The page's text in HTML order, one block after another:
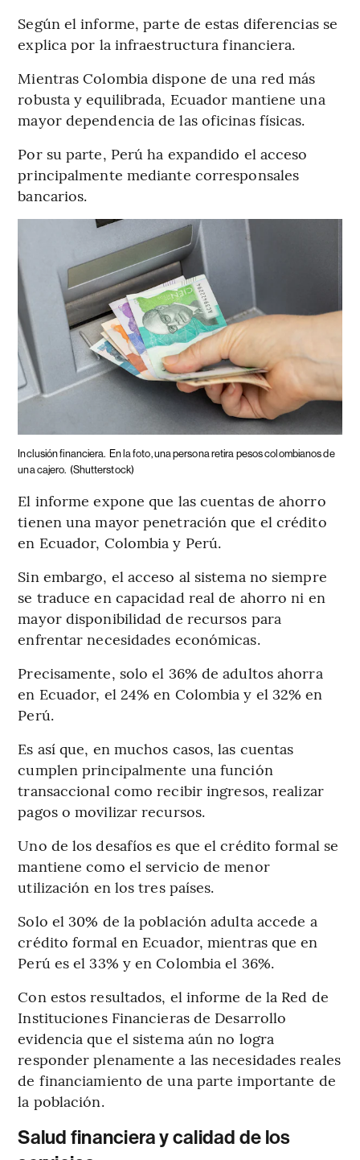
Según el informe, parte de estas diferencias se
explica por la infraestructura financiera.
Mientras Colombia dispone de una red más
robusta y equilibrada, Ecuador mantiene una
mayor dependencia de las oficinas físicas.
Por su parte, Perú ha expandido el acceso
principalmente mediante corresponsales
bancarios.
Inclusión financiera. En la foto, una persona retira pesos colombianos de
una cajero. (Shutterstock)
El informe expone que las cuentas de ahorro
tienen una mayor penetración que el crédito
en Ecuador, Colombia y Perú.
Sin embargo, el acceso al sistema no siempre
se traduce en capacidad real de ahorro ni en
mayor disponibilidad de recursos para
enfrentar necesidades económicas.
Precisamente, solo el 36% de adultos ahorra
en Ecuador, el 24% en Colombia y el 32% en
Perú.
Es así que, en muchos casos, las cuentas
cumplen principalmente una función
transaccional como recibir ingresos, realizar
pagos o movilizar recursos.
Uno de los desafíos es que el crédito formal se
mantiene como el servicio de menor
utilización en los tres países.
Solo el 30% de la población adulta accede a
crédito formal en Ecuador, mientras que en
Perú es el 33% y en Colombia el 36%.
Con estos resultados, el informe de la Red de
Instituciones Financieras de Desarrollo
evidencia que el sistema aún no logra
responder plenamente a las necesidades reales
de financiamiento de una parte importante de
la población.
Salud financiera y calidad de los